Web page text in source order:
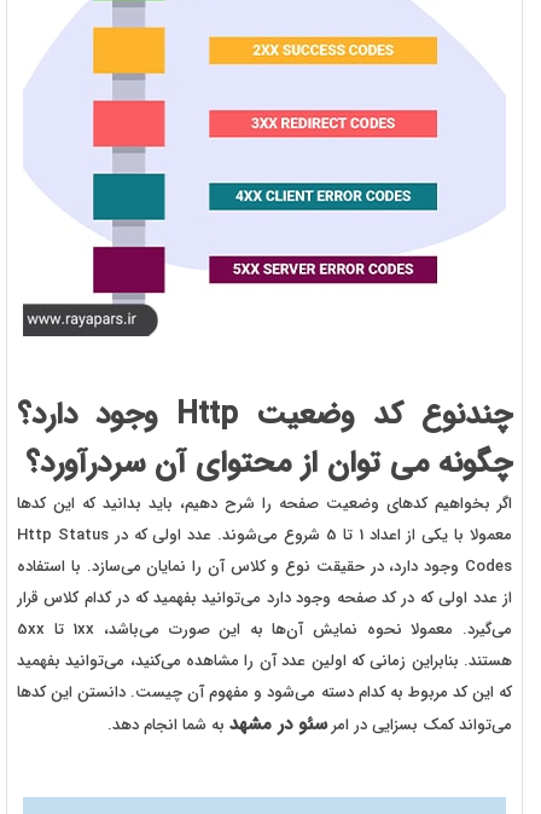
چندنوع کد وضعیت Http وجود دارد؟
چگونه می توان از محتوای آن سردرآورد؟
اگر بخواهیم کدهای وضعیت صفحه را شرح دهیم، باید بدانید که این کدها
معمولا با یکی از اعداد 1 تا 5 شروع می‌شوند. عدد اولی که در Http Status
Codes وجود دارد، در حقیقت نوع و کلاس آن را نمایان می‌سازد. با استفاده
از عدد اولی که در کد صفحه وجود دارد می‌توانید بفهمید که در کدام کلاس قرار
می‌گیرد. معمولا نحوه نمایش آن‌ها به این صورت می‌باشد، 1xx تا 5xx
هستند. بنابراین زمانی که اولین عدد آن را مشاهده می‌کنید، می‌توانید بفهمید
که این کد مربوط به کدام دسته می‌شود و مفهوم آن چیست. دانستن این کدها
می‌تواند کمک بسزایی در امرسئو در مشهد به شما انجام دهد.